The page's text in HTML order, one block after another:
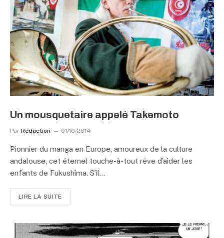
Un mousquetaire appelé Takemoto
Par Rédaction 01/10/2014
Pionnier du manga en Europe, amoureux de la culture
andalouse, cet éternel touche-à-tout rêve d’aider les
enfants de Fukushima. S’il…
LIRE LA SUITE